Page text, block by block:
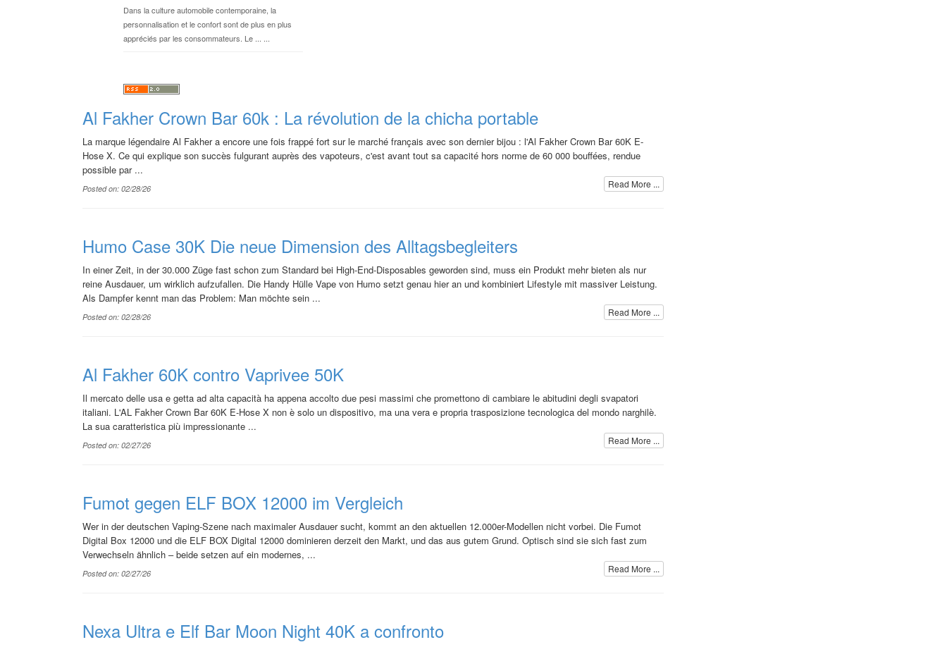
Dans la culture automobile contemporaine, la
personnalisation et le confort sont de plus en plus
appréciés par les consommateurs. Le ... ...
Al Fakher Crown Bar 60k : La révolution de la chicha portable
La marque légendaire Al Fakher a encore une fois frappé fort sur le marché français avec son dernier bijou : l'Al Fakher Crown Bar 60K E-
Hose X. Ce qui explique son succès fulgurant auprès des vapoteurs, c'est avant tout sa capacité hors norme de 60 000 bouffées, rendue
possible par ...
Read More ...
Posted on: 02/28/26
Humo Case 30K Die neue Dimension des Alltagsbegleiters
In einer Zeit, in der 30.000 Züge fast schon zum Standard bei High-End-Disposables geworden sind, muss ein Produkt mehr bieten als nur
reine Ausdauer, um wirklich aufzufallen. Die Handy Hülle Vape von Humo setzt genau hier an und kombiniert Lifestyle mit massiver Leistung.
Als Dampfer kennt man das Problem: Man möchte sein ...
Read More ...
Posted on: 02/28/26
Al Fakher 60K contro Vaprivee 50K
Il mercato delle usa e getta ad alta capacità ha appena accolto due pesi massimi che promettono di cambiare le abitudini degli svapatori
italiani. L'AL Fakher Crown Bar 60K E-Hose X non è solo un dispositivo, ma una vera e propria trasposizione tecnologica del mondo narghilè.
La sua caratteristica più impressionante ...
Read More ...
Posted on: 02/27/26
Fumot gegen ELF BOX 12000 im Vergleich
Wer in der deutschen Vaping-Szene nach maximaler Ausdauer sucht, kommt an den aktuellen 12.000er-Modellen nicht vorbei. Die Fumot
Digital Box 12000 und die ELF BOX Digital 12000 dominieren derzeit den Markt, und das aus gutem Grund. Optisch sind sie sich fast zum
Verwechseln ähnlich – beide setzen auf ein modernes, ...
Read More ...
Posted on: 02/27/26
Nexa Ultra e Elf Bar Moon Night 40K a confronto